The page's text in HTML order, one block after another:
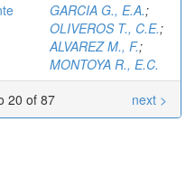
GARCIA G., E.A.;
OLIVEROS T., C.E.;
ALVAREZ M., F.;
MONTOYA R., E.C.
20 of 87
next >